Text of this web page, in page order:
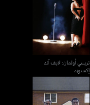
تريسي أولمان: لايف آند
إكسبوزد
تريسي أولمان: لايف آند
إكسبوزد